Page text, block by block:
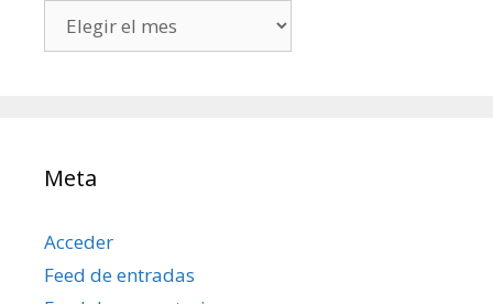
mis
Meta
Acceder
Feed de entradas